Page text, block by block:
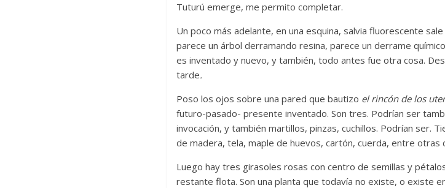
Tuturú emerge, me permito completar.
Un poco más adelante, en una esquina, salvia fluorescente
parece un árbol derramando resina, parece un derrame
es inventado y nuevo, y también, todo antes fue otra cosa.
tarde.
Poso los ojos sobre una pared que bautizo el rincón de los
futuro-pasado- presente inventado. Son tres. Podrían ser
invocación, y también martillos, pinzas, cuchillos. Podrían ser.
de madera, tela, maple de huevos, cartón, cuerda, entre otras
Luego hay tres girasoles rosas con centro de semillas y
restante flota. Son una planta que todavía no existe, o existe